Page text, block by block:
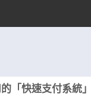
「快速支付系統